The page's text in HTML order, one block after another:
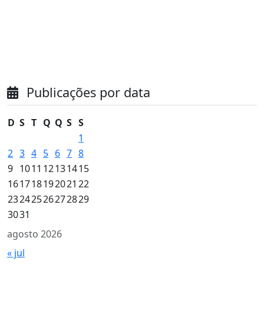
Publicações por data
agosto 2026
D S T Q Q S S
1
2 3 4 5 6 7 8
9 1011 12131415
161718192021 22
23242526272829
3031
« jul